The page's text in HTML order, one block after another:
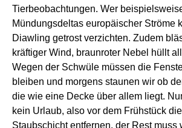
Tierbeobachtungen. Wer
Mündungsdeltas europäischer Ströme
Diawling getrost verzichten. Zudem
kräftiger Wind, braunroter Nebel hüllt
Wegen der Schwüle müssen die
bleiben und morgens staunen wir ob
die wie eine Decke über allem liegt.
kein Urlaub, also vor dem Frühstück die
Staubschicht entfernen, der Rest muss